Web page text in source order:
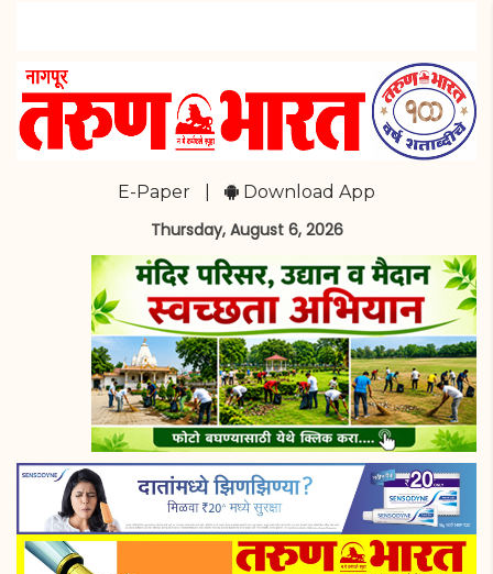
E-Paper Download App
Thursday, August 6, 2026